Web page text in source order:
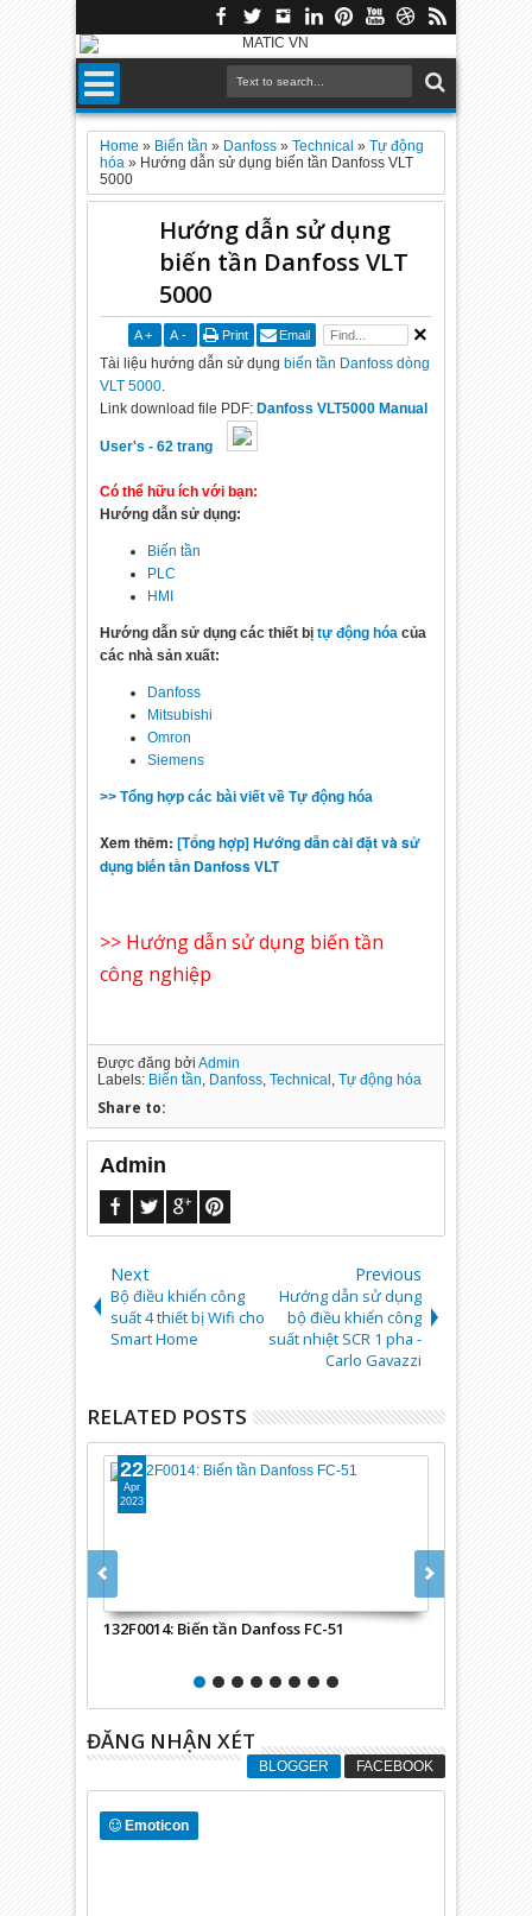
Home » Biến tần » Danfoss »Technical »Tự động
hóa » Hướng dẫn sử dụng biến tần Danfoss VLT
5000
Hướng dẫn sử dụng
biến tần Danfoss VLT
5000
A + A - Print Email
Tài liệu hướng dẫn sử dụng biến tần Danfoss dòng
VLT 5000.
Link download file PDF: Danfoss VLT5000 Manual
User's - 62 trang
Có thể hữu ích với bạn:
Hướng dẫn sử dụng:
Biến tần
PLC
HMI
Hướng dẫn sử dụng các thiết bịtự động hóa của
các nhà sản xuất:
Danfoss
Mitsubishi
Omron
Siemens
>> Tổng hợp các bài viết về Tự động hóa
Xem thêm:[Tổng hợp] Hướng dẫn cài đặt và sử
dụng biến tần Danfoss VLT
>> Hướng dẫn sử dụng biến tần
công nghiệp
Được đăng bởiAdmin
Labels: Biến tần, Danfoss,Technical ,Tự động hóa
Share to:
Admin
Next
Bộ điều khiển công
suất 4 thiết bị Wifi cho
Smart Home
Previous
Hướng dẫn sử dụng
bộ điều khiển công
suất nhiệt SCR 1 pha -
Carlo Gavazzi
RELATED POSTS
132F0014: Biến tần Danfoss FC-51
ĐĂNG NHẬN XÉT
BLOGGER FACEBOOK
Emoticon